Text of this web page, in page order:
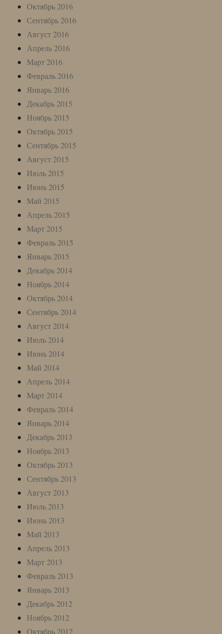
Октябрь 2016
Сентябрь 2016
Август 2016
Апрель 2016
Март 2016
Февраль 2016
Январь 2016
Декабрь 2015
Ноябрь 2015
Октябрь 2015
Сентябрь 2015
Август 2015
Июль 2015
Июнь 2015
Май 2015
Апрель 2015
Март 2015
Февраль 2015
Январь 2015
Декабрь 2014
Ноябрь 2014
Октябрь 2014
Сентябрь 2014
Август 2014
Июль 2014
Июнь 2014
Май 2014
Апрель 2014
Март 2014
Февраль 2014
Январь 2014
Декабрь 2013
Ноябрь 2013
Октябрь 2013
Сентябрь 2013
Август 2013
Июль 2013
Июнь 2013
Май 2013
Апрель 2013
Март 2013
Февраль 2013
Январь 2013
Декабрь 2012
Ноябрь 2012
Октябрь 2012